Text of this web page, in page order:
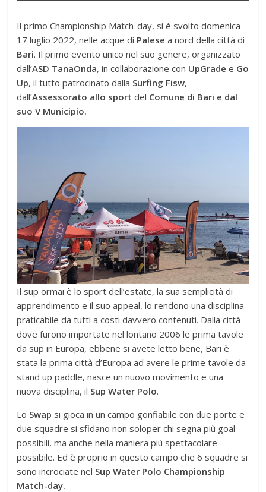
Il primo Championship Match-day, si è svolto domenica
17 luglio 2022, nelle acque di Palese a nord della città di
Bari. Il primo evento unico nel suo genere, organizzato
dall’ASD TanaOnda, in collaborazione con UpGrade e Go
Up, il tutto patrocinato dalla Surfing Fisw,
dall’Assessorato allo sportdel Comune di Bari e dal
suo V Municipio.
Il sup ormai è lo sport dell’estate, la sua semplicità di
apprendimento e il suo appeal, lo rendono una disciplina
praticabile da tutti a costi davvero contenuti. Dalla città
dove furono importate nel lontano 2006 le prima tavole
da sup in Europa, ebbene si avete letto bene, Bari è
stata la prima città d’Europa ad avere le prime tavole da
stand up paddle, nasce un nuovo movimento e una
nuova disciplina, il Sup Water Polo.
Lo Swap si gioca in un campo gonfiabile con due porte e
due squadre si sfidano non soloper chi segna più goal
possibili, ma anche nella maniera più spettacolare
possibile. Ed è proprio in questo campo che 6 squadre si
sono incrociate nel Sup Water Polo Championship
Match-day.